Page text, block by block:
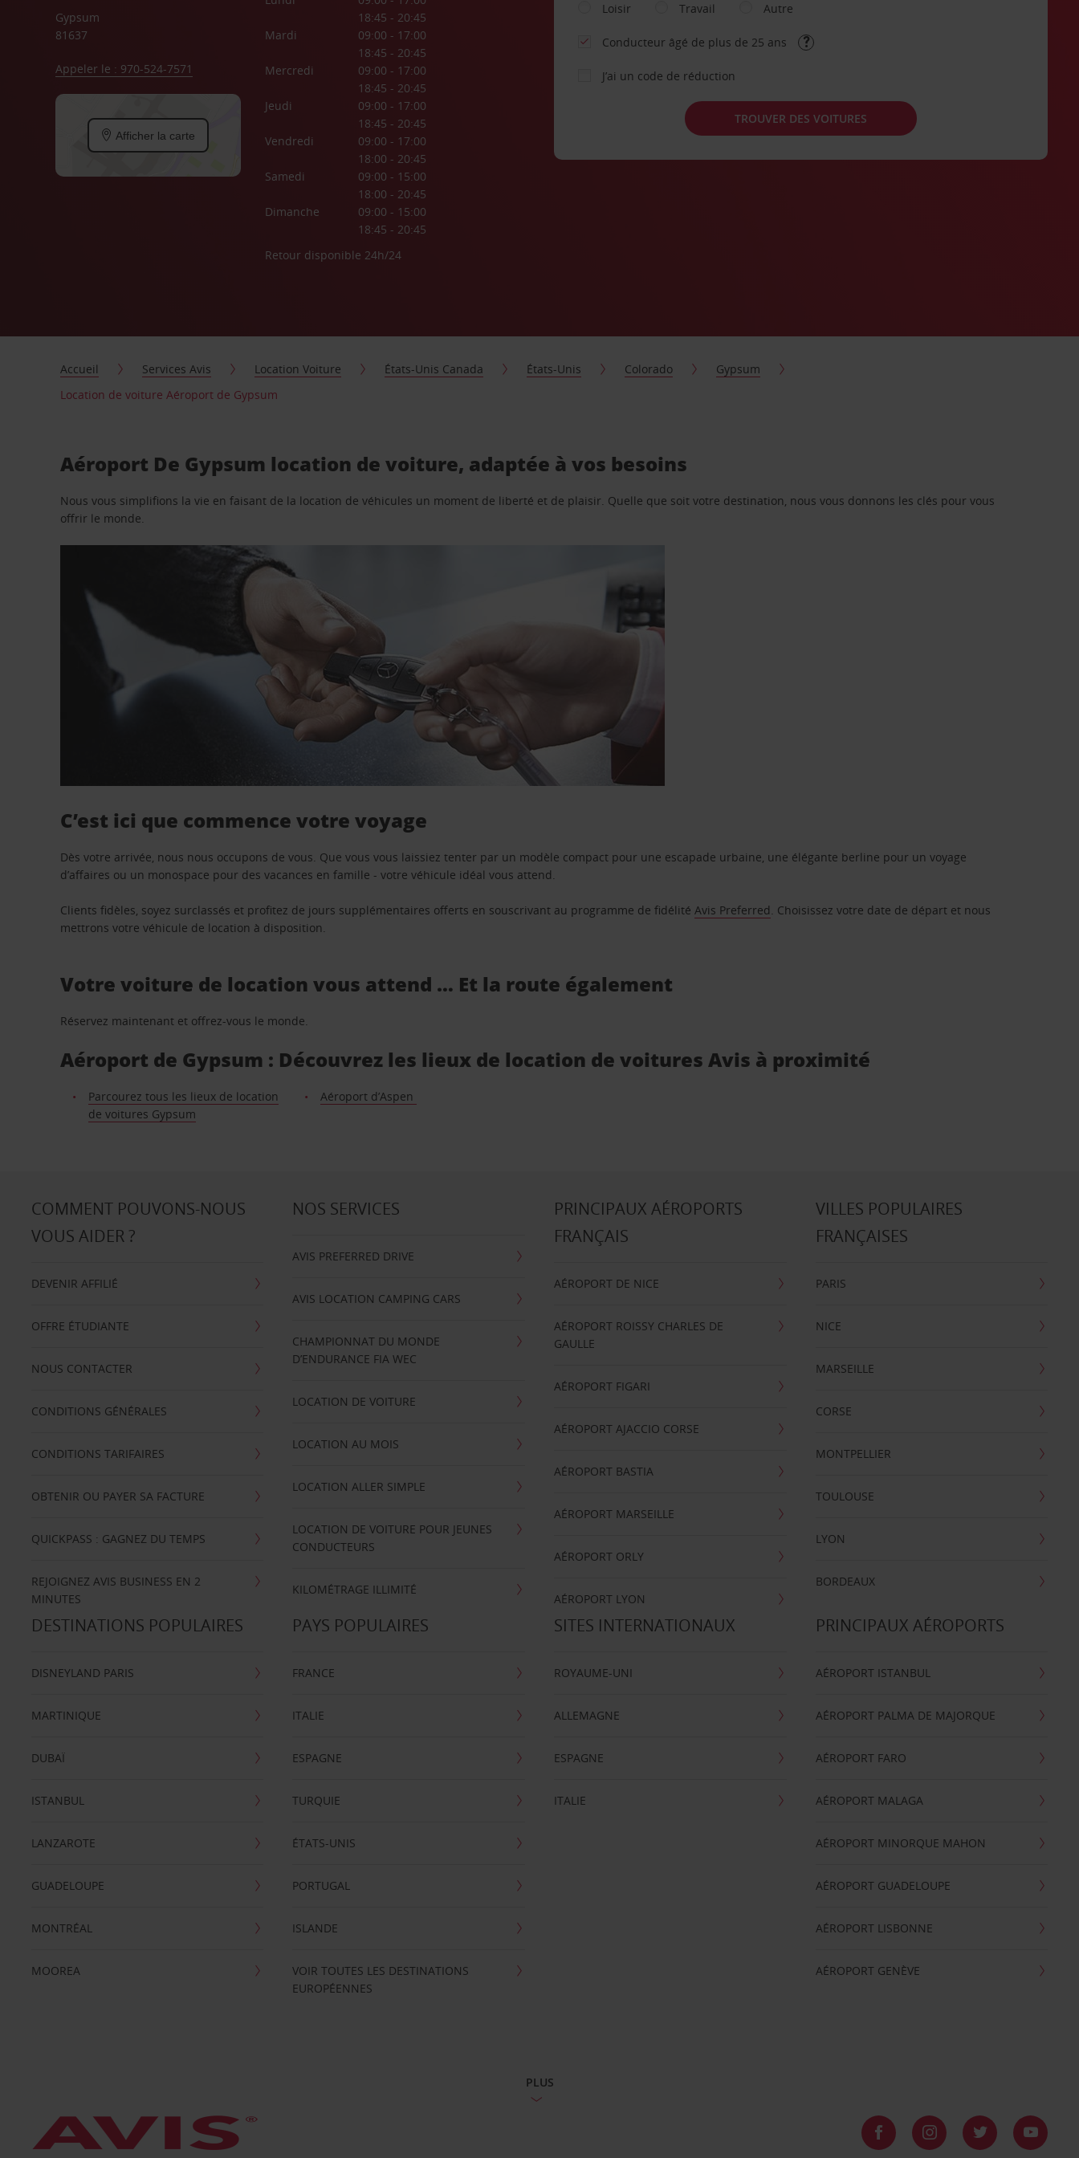
Gypsum
81637
Appeler le : 970-524-7571
Afficher la carte
18:45 - 20:45
Mardi
09:00 - 17:00
18:45 - 20:45
Mercredi
09:00 - 17:00
18:45 - 20:45
Jeudi
09:00 - 17:00
18:45 - 20:45
Vendredi
09:00 - 17:00
18:00 - 20:45
Samedi
09:00 - 15:00
18:00 - 20:45
Dimanche
09:00 - 15:00
18:45 - 20:45
Retour disponible 24h/24
Loisir
Travail Autre
Conducteur âgé de plus de 25 ans
J’ai un code de réduction
TROUVER DES VOITURES
Accueil Services Avis Location Voiture États-Unis Canada États-Unis Colorado
Gypsum
Location de voiture Aéroport de Gypsum
Aéroport De Gypsum location de voiture, adaptée à vos besoins
Nous vous simplifions la vie en faisant de la location de véhicules un moment de liberté et de plaisir. Quelle que soit votre destination, nous vous donnons les clés pour vous
offrir le monde.
C’est ici que commence votre voyage
Dès votre arrivée, nous nous occupons de vous. Que vous vous laissiez tenter par un modèle compact pour une escapade urbaine, une élégante berline pour un voyage
d’affaires ou un monospace pour des vacances en famille - votre véhicule idéal vous attend.
Clients fidèles, soyez surclassés et profitez de jours supplémentaires offerts en souscrivant au programme de fidélitéAvis Preferred. Choisissez votre date de départ et nous
mettrons votre véhicule de location à disposition.
Votre voiture de location vous attend … Et la route également
Réservez maintenant et offrez-vous le monde.
Aéroport de Gypsum : Découvrez les lieux de location de voitures Avis à proximité
Parcourez tous les lieux de location
de voitures Gypsum
Aéroport d’Aspen
COMMENT POUVONS-NOUS
VOUS AIDER ?
DEVENIR AFFILIÉ
OFFRE ÉTUDIANTE
NOUS CONTACTER
CONDITIONS GÉNÉRALES
CONDITIONS TARIFAIRES
OBTENIR OU PAYER SA FACTURE
QUICKPASS : GAGNEZ DU TEMPS
REJOIGNEZ AVIS BUSINESS EN 2
MINUTES
NOS SERVICES
AVIS PREFERRED DRIVE
AVIS LOCATION CAMPING CARS
CHAMPIONNAT DU MONDE
D’ENDURANCE FIA WEC
LOCATION DE VOITURE
LOCATION AU MOIS
LOCATION ALLER SIMPLE
LOCATION DE VOITURE POUR JEUNES
CONDUCTEURS
KILOMÉTRAGE ILLIMITÉ
PRINCIPAUX AÉROPORTS
FRANÇAIS
AÉROPORT DE NICE
AÉROPORT ROISSY CHARLES DE
GAULLE
AÉROPORT FIGARI
AÉROPORT AJACCIO CORSE
AÉROPORT BASTIA
AÉROPORT MARSEILLE
AÉROPORT ORLY
AÉROPORT LYON
VILLES POPULAIRES
FRANÇAISES
PARIS
NICE
MARSEILLE
CORSE
MONTPELLIER
TOULOUSE
LYON
BORDEAUX
DESTINATIONS POPULAIRES
DISNEYLAND PARIS
MARTINIQUE
DUBAÏ
ISTANBUL
LANZAROTE
GUADELOUPE
MONTRÉAL
MOOREA
PAYS POPULAIRES
FRANCE
ITALIE
ESPAGNE
TURQUIE
ÉTATS-UNIS
PORTUGAL
ISLANDE
VOIR TOUTES LES DESTINATIONS
EUROPÉENNES
SITES INTERNATIONAUX
ROYAUME-UNI
ALLEMAGNE
ESPAGNE
ITALIE
PRINCIPAUX AÉROPORTS
AÉROPORT ISTANBUL
AÉROPORT PALMA DE MAJORQUE
AÉROPORT FARO
AÉROPORT MALAGA
AÉROPORT MINORQUE MAHON
AÉROPORT GUADELOUPE
AÉROPORT LISBONNE
AÉROPORT GENÈVE
PLUS